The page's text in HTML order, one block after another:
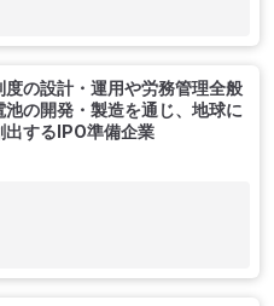
度の設計・運用や労務管理全般
の開発・製造を通じ、地球に
するIPO準備企業